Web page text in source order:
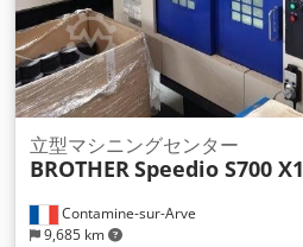
部給油 (IKZ) - 変圧器
Contamine-sur-Arve
9,685 km
立型マシニングセンター
BROTHERSpeedio S700 X1